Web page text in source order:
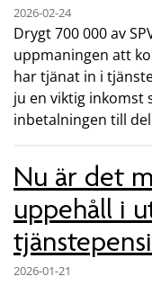
2026-02-24
Drygt 700 000 av
uppmaningen att
har tjänat in i
ju en viktig inkomst
inbetalningen till
Nu är det
uppehåll i
2026-01-21